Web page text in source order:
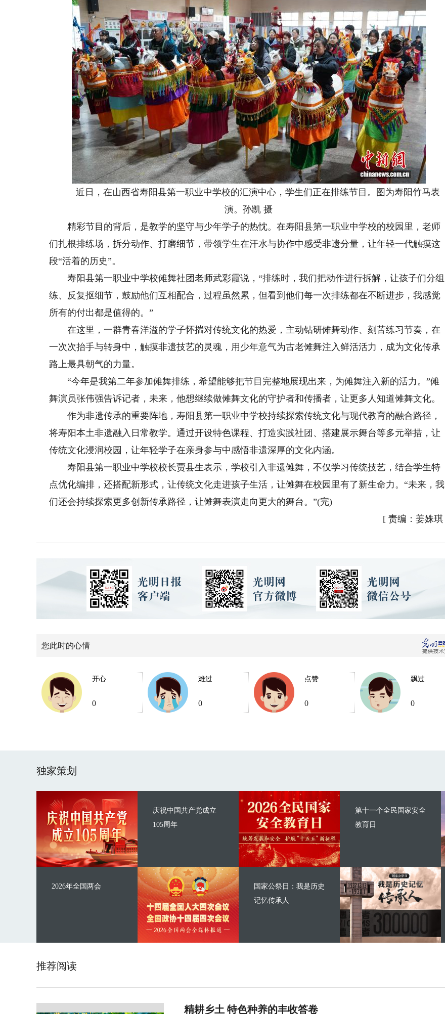
近日，在山西省寿阳县第一职业中学校的汇演中心，学生们正在排练节目。图为寿阳竹马表
演。孙凯 摄
精彩节目的背后，是教学的坚守与少年学子的热忱。在寿阳县第一职业中学校的校园里，老师
们扎根排练场，拆分动作、打磨细节，带领学生在汗水与协作中感受非遗分量，让年轻一代触摸这
段“活着的历史”。
寿阳县第一职业中学校傩舞社团老师武彩霞说，“排练时，我们把动作进行拆解，让孩子们分组
练、反复抠细节，鼓励他们互相配合，过程虽然累，但看到他们每一次排练都在不断进步，我感觉
所有的付出都是值得的。”
在这里，一群青春洋溢的学子怀揣对传统文化的热爱，主动钻研傩舞动作、刻苦练习节奏，在
一次次抬手与转身中，触摸非遗技艺的灵魂，用少年意气为古老傩舞注入鲜活活力，成为文化传承
路上最具朝气的力量。
“今年是我第二年参加傩舞排练，希望能够把节目完整地展现出来，为傩舞注入新的活力。”傩
舞演员张伟强告诉记者，未来，他想继续做傩舞文化的守护者和传播者，让更多人知道傩舞文化。
作为非遗传承的重要阵地，寿阳县第一职业中学校持续探索传统文化与现代教育的融合路径，
将寿阳本土非遗融入日常教学。通过开设特色课程、打造实践社团、搭建展示舞台等多元举措，让
传统文化浸润校园，让年轻学子在亲身参与中感悟非遗深厚的文化内涵。
寿阳县第一职业中学校校长贾县生表示，学校引入非遗傩舞，不仅学习传统技艺，结合学生特
点优化编排，还搭配新形式，让传统文化走进孩子生活，让傩舞在校园里有了新生命力。“未来，我
们还会持续探索更多创新传承路径，让傩舞表演走向更大的舞台。”(完)
[ 责编：姜姝琪
您此时的心情
开心
0
难过
0
点赞
0
飘过
0
独家策划
庆祝中国共产党成立
105周年
2026年全国两会
第十一个全民国家安全
教育日
国家公祭日：我是历史
记忆传承人
推荐阅读
精耕乡土 特色种养的丰收答卷